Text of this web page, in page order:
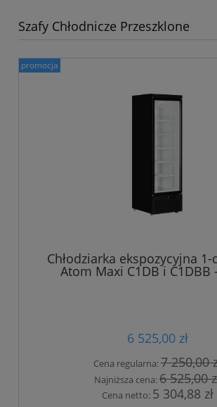
Szafy Chłodnicze Przeszklone
Chłodziarka ekspozycyjna
Atom Maxi C1DB i C1DBB
6 525,00 zł
Cena regularna:7 250,00
Najniższa cena:6 525,00
Cena netto: 5 304,88 zł
promocja